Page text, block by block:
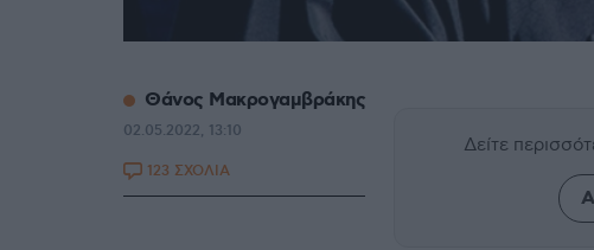
Δείτε
Θάνος Μακρογαμβράκης
02.05.2022, 13:10
123 ΣΧΟΛΙΑ